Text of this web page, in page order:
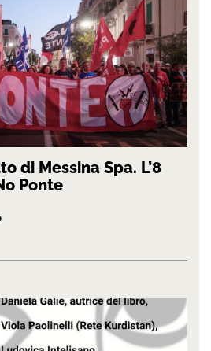
di Messina Spa. L’8
Ponte